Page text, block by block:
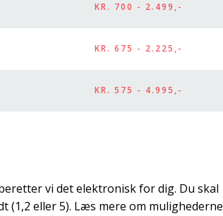
​KR. 700 - 2.499,-
​KR. 675 - 2.225,-
​KR. 575 - 4.995,-
vi det elektronisk for dig. Du skal
(1,2 eller 5). Læs mere om mulighederne